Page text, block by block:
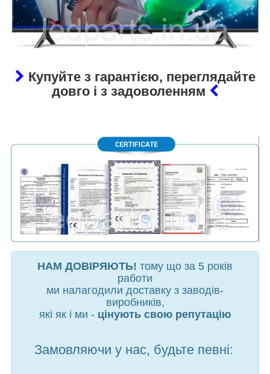
Купуйте з гарантією, переглядайте
довго і з задоволенням
НАМ ДОВІРЯЮТЬ! тому що за 5 років
работи
ми налагодили доставку з заводів-
виробників,
які як і ми - цінують свою репутацію
Замовляючи у нас, будьте певні: